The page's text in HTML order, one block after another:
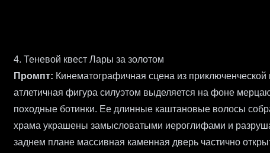
4. Теневой квест Лары за золотом
Промпт: Кинематографичная сцена из
атлетичная фигура силуэтом выделяется на фоне
походные ботинки. Ее длинные каштановые волосы
храма украшены замысловатыми иероглифами и
заднем плане массивная каменная дверь частично